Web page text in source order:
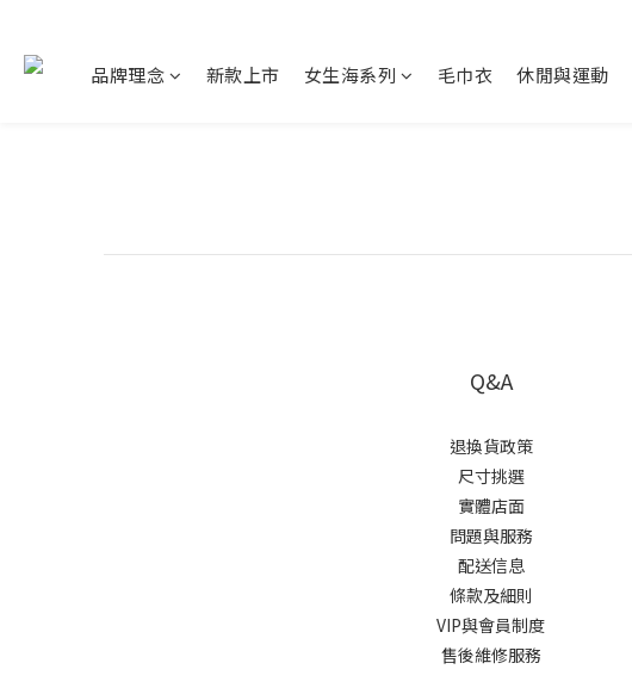
品牌理念 新款上市 女生海系列 毛巾衣 休閒與運動
Q&A
退換貨政策
尺寸挑選
實體店面
問題與服務
配送信息
條款及細則
VIP與會員制度
售後維修服務